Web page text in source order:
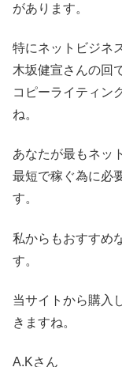
があります。
特にネットビジネ
木坂健宣さんの回
コピーライティン
ね。
あなたが最もネッ
最短で稼ぐ為に必
す。
私からもおすすめ
す。
当サイトから購入
きますね。
A.Kさん